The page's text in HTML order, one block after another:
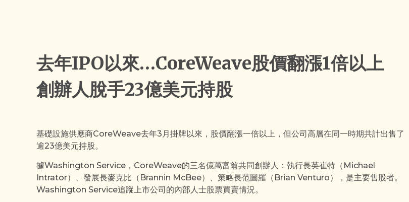
去年IPO以來…CoreWeave股價翻漲1倍以上
創辦人脫手23億美元持股
基礎設施供應商CoreWeave去年3月掛牌以來，股價翻漲一倍以上，但公司高層在同一時期共計出售了
逾23億美元持股。
據Washington Service，CoreWeave的三名億萬富翁共同創辦人：執行長英崔特（Michael
Intrator）、發展長麥克比（Brannin McBee）、策略長范圖羅（Brian Venturo），是主要售股者。
Washington Service追蹤上市公司的內部人士股票買賣情況。